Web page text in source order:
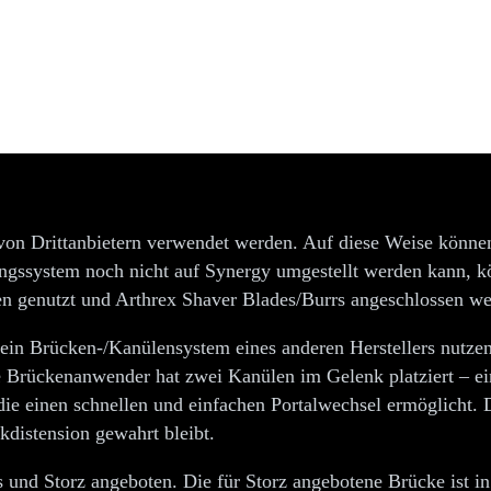
Drittanbietern verwendet werden. Auf diese Weise
noch nicht auf Synergy umgestellt werden kann,
und Arthrex Shaver Blades/Burrs angeschlossen
Brücken-/Kanülensystem eines anderen Herstellers
hat zwei Kanülen im Gelenk platziert –
schnellen und einfachen Portalwechsel ermöglicht.
gewahrt bleibt.
Storz angeboten. Die für Storz angebotene Brücke ist